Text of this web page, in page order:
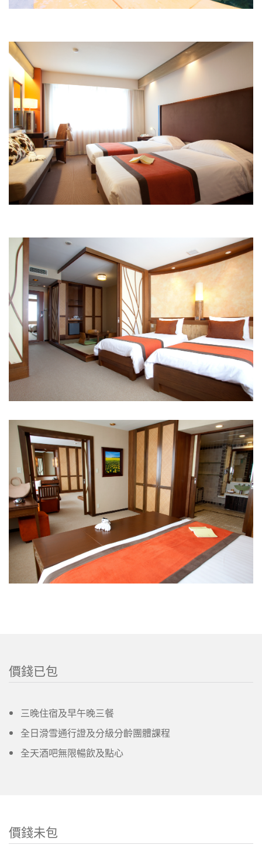
價錢已包
三晚住宿及早午晚三餐
全日滑雪通行證及分級分齡團體課程
全天酒吧無限暢飲及點心
價錢未包